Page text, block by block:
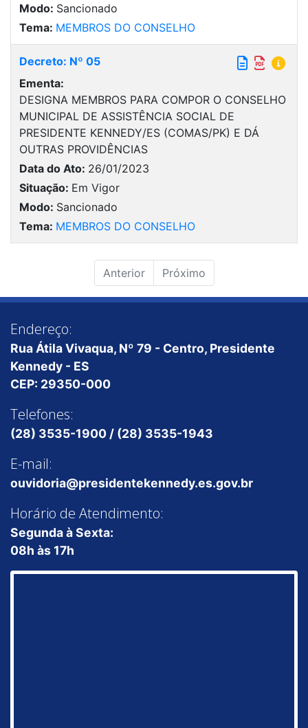
Modo: Sancionado
Tema: MEMBROS DO CONSELHO
Decreto: Nº 05
Ementa:
DESIGNA MEMBROS PARA COMPOR O CONSELHO
MUNICIPAL DE ASSISTÊNCIA SOCIAL DE
PRESIDENTE KENNEDY/ES (COMAS/PK) E DÁ
OUTRAS PROVIDÊNCIAS
Data do Ato: 26/01/2023
Situação: Em Vigor
Modo: Sancionado
Tema: MEMBROS DO CONSELHO
Anterior Próximo
Endereço:
Rua Átila Vivaqua, Nº 79 - Centro, Presidente
Kennedy - ES
CEP: 29350-000
Telefones:
(28) 3535-1900 / (28) 3535-1943
E-mail:
ouvidoria@presidentekennedy.es.gov.br
Horário de Atendimento:
Segunda à Sexta:
08h às 17h